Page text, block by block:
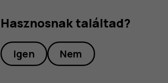
Hasznosnak találtad?
Igen Nem